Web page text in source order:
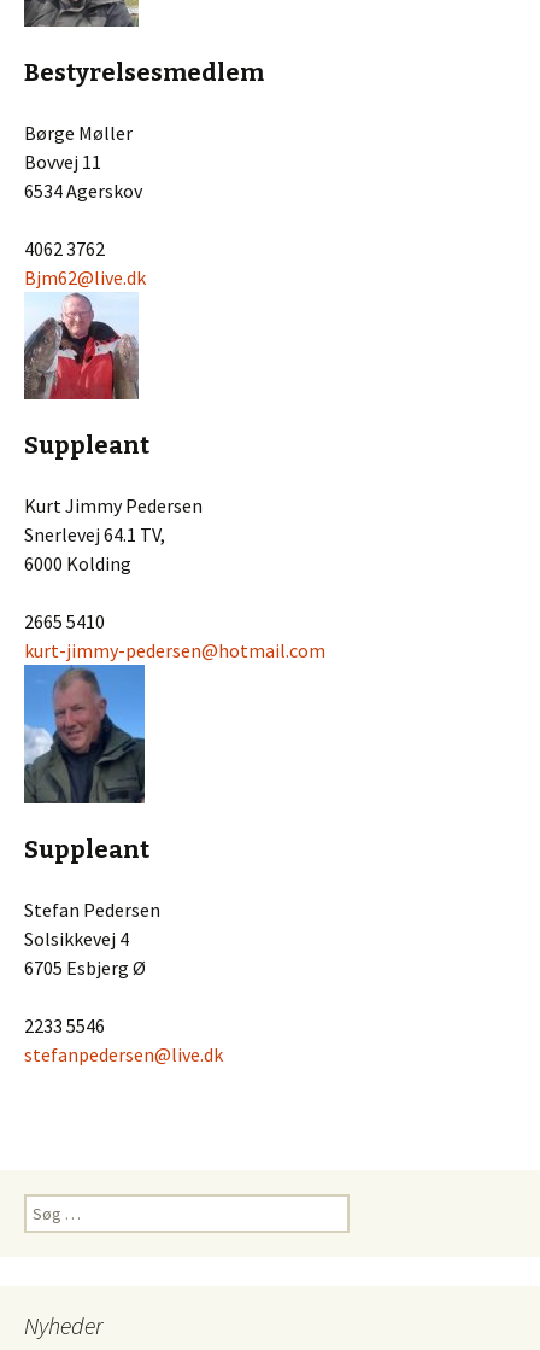
Bestyrelsesmedlem
Børge Møller
Bovvej 11
6534 Agerskov
4062 3762
Bjm62@live.dk
Suppleant
Kurt Jimmy Pedersen
Snerlevej 64.1 TV,
6000 Kolding
2665 5410
kurt-jimmy-pedersen@hotmail.com
Suppleant
Stefan Pedersen
Solsikkevej 4
6705 Esbjerg Ø
2233 5546
stefanpedersen@live.dk
Søg
efter:
Nyheder